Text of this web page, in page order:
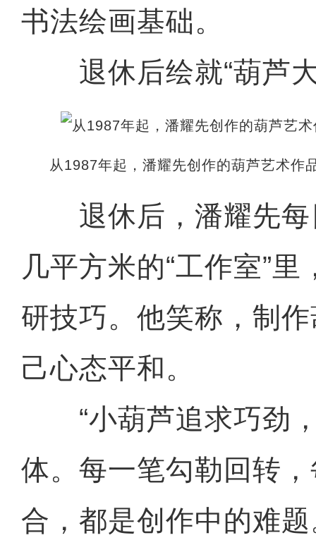
书法绘画基础。
退休后绘就“葫芦大
从1987年起，潘耀先创作的葫芦艺术作
退休后，潘耀先每
几平方米的“工作室”
研技巧。他笑称，制
己心态平和。
“小葫芦追求巧劲，
体。每一笔勾勒回转
合，都是创作中的难